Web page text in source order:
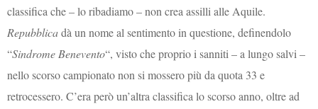
classifica che – lo ribadiamo – non crea assilli alle Aquile.
Repubblicadà un nome al sentimento in questione, definendolo
“Sindrome Benevento“, visto che proprio i sanniti – a lungo salvi –
nello scorso campionato non si mossero più da quota 33 e
retrocessero. C’era però un’altra classifica lo scorso anno, oltre ad